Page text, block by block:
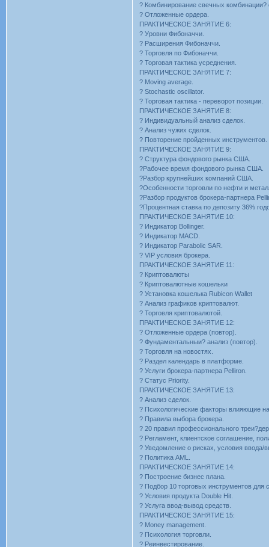
? Комбинирование свечных комбинации?
? Отложенные ордера.
ПРАКТИЧЕСКОЕ ЗАНЯТИЕ 6:
? Уровни Фибоначчи.
? Расширения Фибоначчи.
? Торговля по Фибоначчи.
? Торговая тактика усреднения.
ПРАКТИЧЕСКОЕ ЗАНЯТИЕ 7:
? Moving average.
? Stochastic oscillator.
? Торговая тактика - переворот позиции.
ПРАКТИЧЕСКОЕ ЗАНЯТИЕ 8:
? Индивидуальный анализ сделок.
? Анализ чужих сделок.
? Повторение пройденных инструментов.
ПРАКТИЧЕСКОЕ ЗАНЯТИЕ 9:
? Структура фондового рынка США.
?Рабочее время фондового рынка США.
?Разбор крупнейших компаний США.
?Особенности торговли по нефти и
?Разбор продуктов брокера-партнера
?Процентная ставка по депозиту 36%
ПРАКТИЧЕСКОЕ ЗАНЯТИЕ 10:
? Индикатор Bollinger.
? Индикатор MACD.
? Индикатор Parabolic SAR.
? VIP условия брокера.
ПРАКТИЧЕСКОЕ ЗАНЯТИЕ 11:
? Криптовалюты
? Криптовалютные кошельки
? Установка кошелька Rubicon Wallet
? Анализ графиков криптовалют.
? Торговля криптовалютой.
ПРАКТИЧЕСКОЕ ЗАНЯТИЕ 12:
? Отложенные ордера (повтор).
? Фундаментальныи? анализ (повтор).
? Торговля на новостях.
? Раздел календарь в платформе.
? Услуги брокера-партнера Pelliron.
? Cтатус Priority.
ПРАКТИЧЕСКОЕ ЗАНЯТИЕ 13:
? Анализ сделок.
? Психологические факторы влияющие
? Правила выбора брокера.
? 20 правил профессионального
? Регламент, клиентское соглашение,
? Уведомление о рисках, условия ввода/
? Политика AML.
ПРАКТИЧЕСКОЕ ЗАНЯТИЕ 14:
? Построение бизнес плана.
? Подбор 10 торговых инструментов для
? Условия продукта Double Hit.
? Услуга ввод-вывод средств.
ПРАКТИЧЕСКОЕ ЗАНЯТИЕ 15:
? Money management.
? Психология торговли.
? Реинвестирование.